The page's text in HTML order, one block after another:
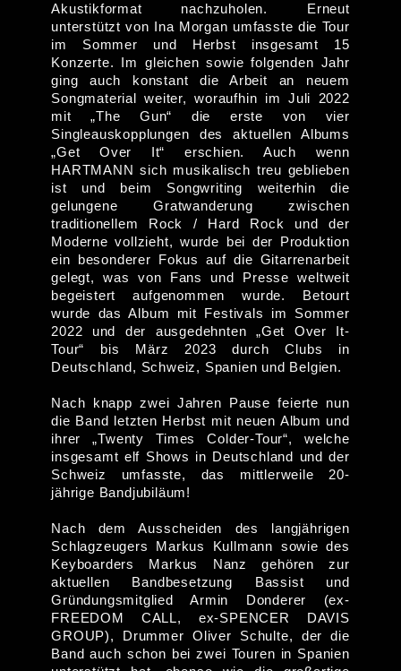
Akustikformat nachzuholen. Erneut
unterstützt von Ina Morgan umfasste die Tour
im Sommer und Herbst insgesamt 15
Konzerte. Im gleichen sowie folgenden Jahr
ging auch konstant die Arbeit an neuem
Songmaterial weiter, woraufhin im Juli 2022
mit „The Gun“ die erste von vier
Singleauskopplungen des aktuellen Albums
„Get Over It“ erschien. Auch wenn
HARTMANN sich musikalisch treu geblieben
ist und beim Songwriting weiterhin die
gelungene Gratwanderung zwischen
traditionellem Rock / Hard Rock und der
Moderne vollzieht, wurde bei der Produktion
ein besonderer Fokus auf die Gitarrenarbeit
gelegt, was von Fans und Presse weltweit
begeistert aufgenommen wurde. Betourt
wurde das Album mit Festivals im Sommer
2022 und der ausgedehnten „Get Over It-
Tour“ bis März 2023 durch Clubs in
Deutschland, Schweiz, Spanien und Belgien.
Nach knapp zwei Jahren Pause feierte nun
die Band letzten Herbst mit neuen Album und
ihrer „Twenty Times Colder-Tour“, welche
insgesamt elf Shows in Deutschland und der
Schweiz umfasste, das mittlerweile 20-
jährige Bandjubiläum!
Nach dem Ausscheiden des langjährigen
Schlagzeugers Markus Kullmann sowie des
Keyboarders Markus Nanz gehören zur
aktuellen Bandbesetzung Bassist und
Gründungsmitglied Armin Donderer (ex-
FREEDOM CALL, ex-SPENCER DAVIS
GROUP), Drummer Oliver Schulte, der die
Band auch schon bei zwei Touren in Spanien